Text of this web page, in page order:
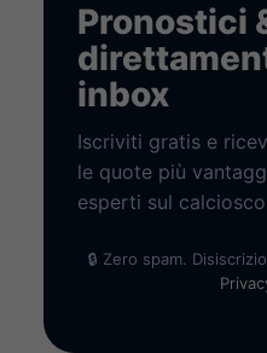
Pronostici
inbox
Iscriviti gratis e
le quote più
esperti sul
🔒 Zero spam.